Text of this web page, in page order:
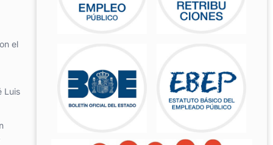
el
Luis